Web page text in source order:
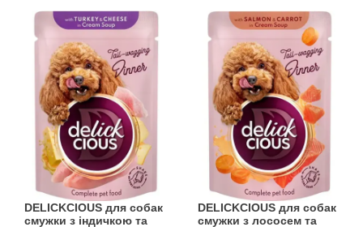
DELICKCIOUS для собак
смужки з індичкою та
DELICKCIOUS для собак
смужки з лососем та